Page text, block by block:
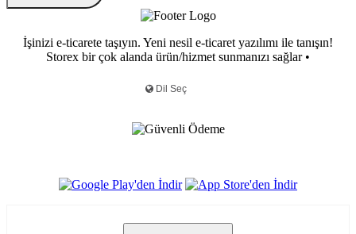
İşinizi e-ticarete taşıyın. Yeni nesil e-ticaret yazılımı ile tanışın!
Storex bir çok alanda ürün/hizmet sunmanızı sağlar •